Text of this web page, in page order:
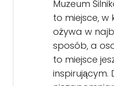
Muzeum
to miejsce, w
ożywa w
sposób, a
to miejsce
inspirującym.